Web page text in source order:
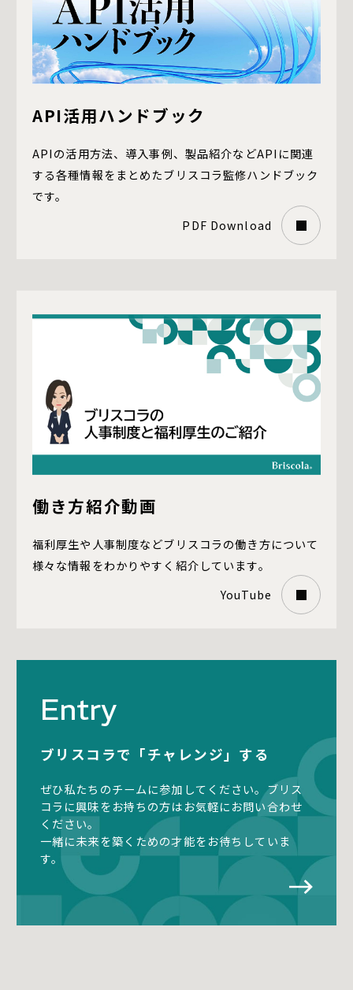
API活用ハンドブック
APIの活用方法、導入事例、製品紹介などAPIに関連
する各種情報をまとめたブリスコラ監修ハンドブック
です。
PDF Download
働き方紹介動画
福利厚生や人事制度などブリスコラの働き方について
様々な情報をわかりやすく紹介しています。
YouTube
Entry
ブリスコラで「チャレンジ」する
ぜひ私たちのチームに参加してください。ブリス
コラに興味をお持ちの方はお気軽にお問い合わせ
ください。
一緒に未来を築くための才能をお待ちしていま
す。